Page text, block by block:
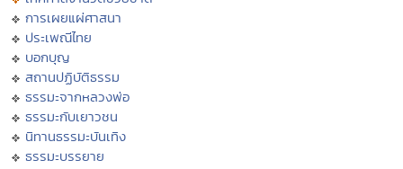
การเผยแผ่ศาสนา
ประเพณีไทย
บอกบุญ
สถานปฏิบัติธรรม
ธรรมะจากหลวงพ่อ
ธรรมะกับเยาวชน
นิทานธรรมะบันเทิง
ธรรมะบรรยาย